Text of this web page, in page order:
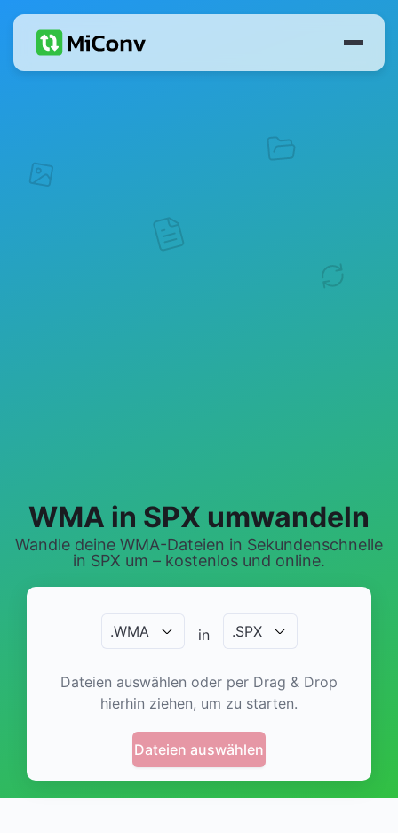
WMA in SPX umwandeln
Wandle deine WMA-Dateien in Sekundenschnelle
in SPX um – kostenlos und online.
.WMA in .SPX
Dateien auswählen oder per Drag & Drop
hierhin ziehen, um zu starten.
Dateien auswählen